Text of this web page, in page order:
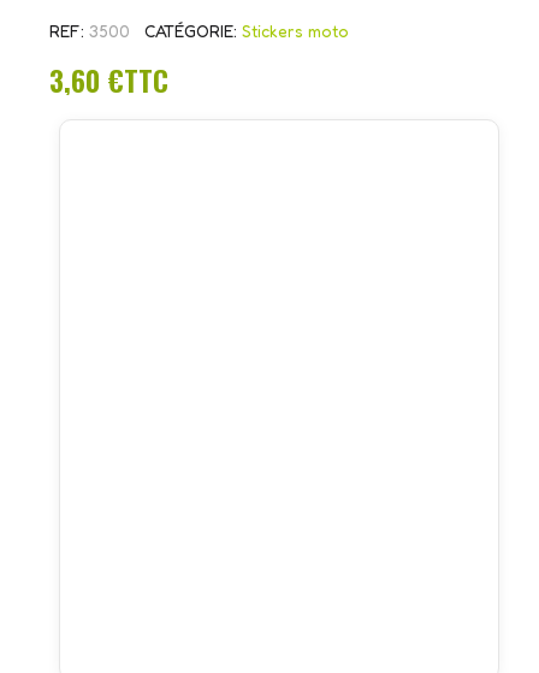
REF 3500 CATÉGORIE Stickers moto
3,60 €TTC